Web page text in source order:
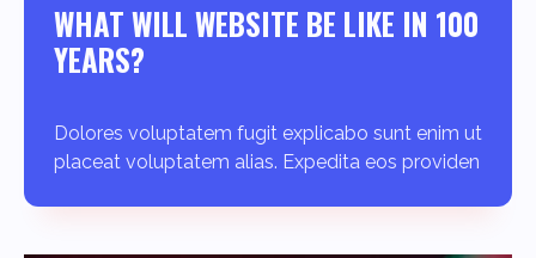
WHAT WILL WEBSITE BE LIKE IN 100
YEARS?
Dolores voluptatem fugit explicabo sunt enim ut
placeat voluptatem alias. Expedita eos providen